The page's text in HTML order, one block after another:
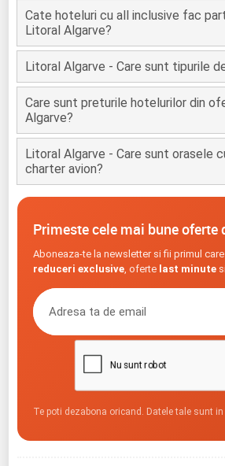
Cate hoteluri cu all inclusive fac
Litoral Algarve?
Litoral Algarve - Care sunt tipurile
Care sunt preturile hotelurilor din
Algarve?
Litoral Algarve - Care sunt orasele
charter avion?
Primeste cele mai bune oferte
Aboneaza-te la newsletter si fii primul
reduceri exclusive, oferte last minute
Te poti dezabona oricand. Datele tale sunt in